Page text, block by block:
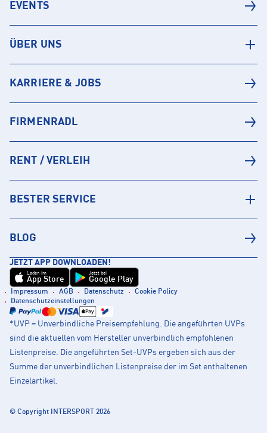
EVENTS
ÜBER UNS
KARRIERE & JOBS
FIRMENRADL
RENT / VERLEIH
BESTER SERVICE
BLOG
JETZT APP DOWNLOADEN!
Laden im
App Store
Jetzt bei
Google Play
Impressum AGB Datenschutz
Cookie Policy
Datenschutzeinstellungen
*UVP = Unverbindliche Preisempfehlung. Die angeführten UVPs
sind die aktuellen vom Hersteller unverbindlich empfohlenen
Listenpreise. Die angeführten Set-UVPs ergeben sich aus der
Summe der unverbindlichen Listenpreise der im Set enthaltenen
Einzelartikel.
© Copyright INTERSPORT 2026